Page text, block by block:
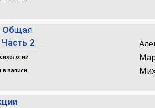
Общая
2
в записи